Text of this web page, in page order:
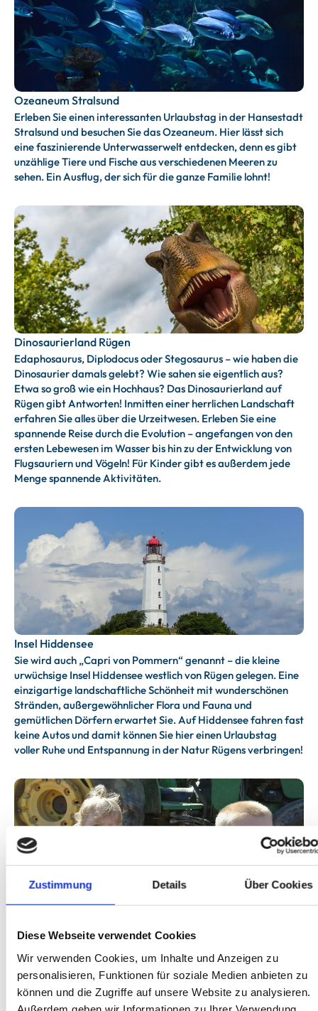
Zustimmung Details Über Cookies
Diese Webseite verwendet Cookies
Wir verwenden Cookies, um Inhalte und Anzeigen zu
personalisieren, Funktionen für soziale Medien anbieten zu
können und die Zugriffe auf unsere Website zu analysieren.
Ozeaneum Stralsund
Erleben Sie einen interessanten Urlaubstag in der Hansestadt
Stralsund und besuchen Sie das Ozeaneum. Hier lässt sich
eine faszinierende Unterwasserwelt entdecken, denn es gibt
unzählige Tiere und Fische aus verschiedenen Meeren zu
sehen. Ein Ausflug, der sich für die ganze Familie lohnt!
Dinosaurierland Rügen
Edaphosaurus, Diplodocus oder Stegosaurus – wie haben die
Dinosaurier damals gelebt? Wie sahen sie eigentlich aus?
Etwa so groß wie ein Hochhaus? Das Dinosaurierland auf
Rügen gibt Antworten! Inmitten einer herrlichen Landschaft
erfahren Sie alles über die Urzeitwesen. Erleben Sie eine
spannende Reise durch die Evolution – angefangen von den
ersten Lebewesen im Wasser bis hin zu der Entwicklung von
Flugsauriern und Vögeln! Für Kinder gibt es außerdem jede
Menge spannende Aktivitäten.
Insel Hiddensee
Sie wird auch „Capri von Pommern“ genannt – die kleine
urwüchsige Insel Hiddensee westlich von Rügen gelegen. Eine
einzigartige landschaftliche Schönheit mit wunderschönen
Stränden, außergewöhnlicher Flora und Fauna und
gemütlichen Dörfern erwartet Sie. Auf Hiddensee fahren fast
keine Autos und damit können Sie hier einen Urlaubstag
voller Ruhe und Entspannung in der Natur Rügens verbringen!
Indoorspielplatz, Go-Kart-Bahn und Streichelgehege –
Erlebnisdorf“. Besonders Familien mit Kindern erwartet im
Erlebnispark in Zirkow auf Rügen jede Menge Spaß, Spiel
und Action!